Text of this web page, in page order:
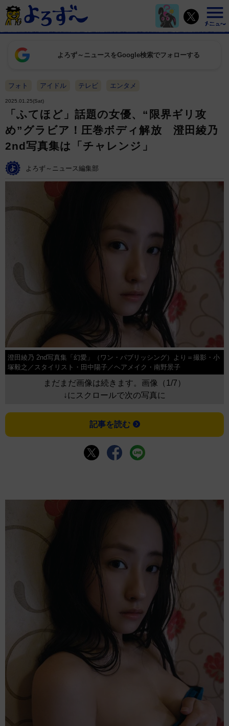
よろず～ニュースをGoogle検索でフォローする
フォト アイドル テレビ エンタメ
2025.01.25(Sat)
「ふてほど」話題の女優、“限界ギリ攻
め”グラビア！圧巻ボディ解放 澄田綾乃
2nd写真集は「チャレンジ」
よろず～ニュース編集部
澄田綾乃 2nd写真集「幻愛」（ワン・パブリッシング）より＝撮影・小
塚毅之／スタイリスト・田中陽子／ヘアメイク・南野景子
まだまだ画像は続きます。画像（1/7）
↓にスクロールで次の写真に
記事を読む